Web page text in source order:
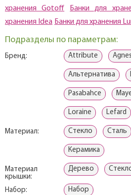
хранения Gotoff
Банки для
хранения Idea Банки для хранения
Подразделы по параметрам:
Бренд: Attribute
Альтернатива
Pasabahce
Loraine Lefard
Материал: Стекло Сталь
Керамика
Материал
крышки:
Дерево
Набор: Набор